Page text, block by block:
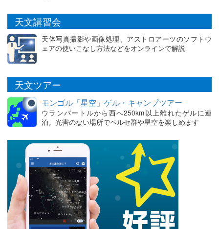
天文講習会
天体写真撮影や画像処理、アストロアーツのソフトウ
ェアの使いこなし方法などをオンラインで解説
天文ツアー
モンゴル「星空」ゲル・キャンプツアー
ウランバートルから西へ250km以上離れたゲルに連
泊。光害のない場所でペルセ群や星空を楽しめます